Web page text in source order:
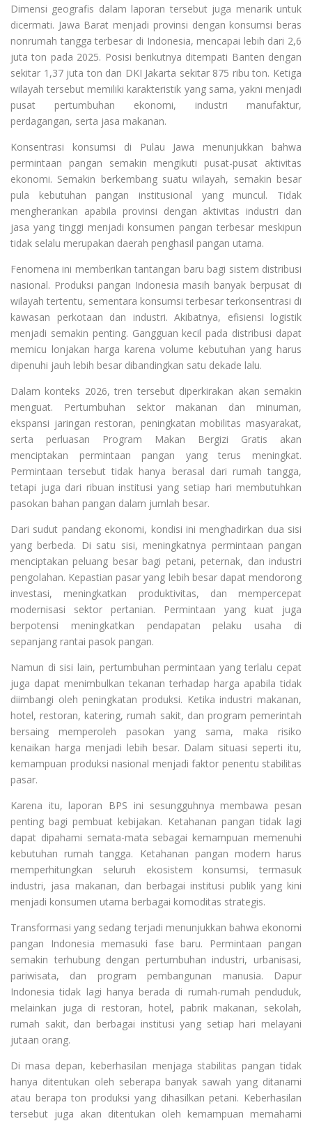
Dimensi geografis dalam laporan tersebut juga menarik untuk
dicermati. Jawa Barat menjadi provinsi dengan konsumsi beras
nonrumah tangga terbesar di Indonesia, mencapai lebih dari 2,6
juta ton pada 2025. Posisi berikutnya ditempati Banten dengan
sekitar 1,37 juta ton dan DKI Jakarta sekitar 875 ribu ton. Ketiga
wilayah tersebut memiliki karakteristik yang sama, yakni menjadi
pusat pertumbuhan ekonomi, industri manufaktur,
perdagangan, serta jasa makanan.
Konsentrasi konsumsi di Pulau Jawa menunjukkan bahwa
permintaan pangan semakin mengikuti pusat-pusat aktivitas
ekonomi. Semakin berkembang suatu wilayah, semakin besar
pula kebutuhan pangan institusional yang muncul. Tidak
mengherankan apabila provinsi dengan aktivitas industri dan
jasa yang tinggi menjadi konsumen pangan terbesar meskipun
tidak selalu merupakan daerah penghasil pangan utama.
Fenomena ini memberikan tantangan baru bagi sistem distribusi
nasional. Produksi pangan Indonesia masih banyak berpusat di
wilayah tertentu, sementara konsumsi terbesar terkonsentrasi di
kawasan perkotaan dan industri. Akibatnya, efisiensi logistik
menjadi semakin penting. Gangguan kecil pada distribusi dapat
memicu lonjakan harga karena volume kebutuhan yang harus
dipenuhi jauh lebih besar dibandingkan satu dekade lalu.
Dalam konteks 2026, tren tersebut diperkirakan akan semakin
menguat. Pertumbuhan sektor makanan dan minuman,
ekspansi jaringan restoran, peningkatan mobilitas masyarakat,
serta perluasan Program Makan Bergizi Gratis akan
menciptakan permintaan pangan yang terus meningkat.
Permintaan tersebut tidak hanya berasal dari rumah tangga,
tetapi juga dari ribuan institusi yang setiap hari membutuhkan
pasokan bahan pangan dalam jumlah besar.
Dari sudut pandang ekonomi, kondisi ini menghadirkan dua sisi
yang berbeda. Di satu sisi, meningkatnya permintaan pangan
menciptakan peluang besar bagi petani, peternak, dan industri
pengolahan. Kepastian pasar yang lebih besar dapat mendorong
investasi, meningkatkan produktivitas, dan mempercepat
modernisasi sektor pertanian. Permintaan yang kuat juga
berpotensi meningkatkan pendapatan pelaku usaha di
sepanjang rantai pasok pangan.
Namun di sisi lain, pertumbuhan permintaan yang terlalu cepat
juga dapat menimbulkan tekanan terhadap harga apabila tidak
diimbangi oleh peningkatan produksi. Ketika industri makanan,
hotel, restoran, katering, rumah sakit, dan program pemerintah
bersaing memperoleh pasokan yang sama, maka risiko
kenaikan harga menjadi lebih besar. Dalam situasi seperti itu,
kemampuan produksi nasional menjadi faktor penentu stabilitas
pasar.
Karena itu, laporan BPS ini sesungguhnya membawa pesan
penting bagi pembuat kebijakan. Ketahanan pangan tidak lagi
dapat dipahami semata-mata sebagai kemampuan memenuhi
kebutuhan rumah tangga. Ketahanan pangan modern harus
memperhitungkan seluruh ekosistem konsumsi, termasuk
industri, jasa makanan, dan berbagai institusi publik yang kini
menjadi konsumen utama berbagai komoditas strategis.
Transformasi yang sedang terjadi menunjukkan bahwa ekonomi
pangan Indonesia memasuki fase baru. Permintaan pangan
semakin terhubung dengan pertumbuhan industri, urbanisasi,
pariwisata, dan program pembangunan manusia. Dapur
Indonesia tidak lagi hanya berada di rumah-rumah penduduk,
melainkan juga di restoran, hotel, pabrik makanan, sekolah,
rumah sakit, dan berbagai institusi yang setiap hari melayani
jutaan orang.
Di masa depan, keberhasilan menjaga stabilitas pangan tidak
hanya ditentukan oleh seberapa banyak sawah yang ditanami
atau berapa ton produksi yang dihasilkan petani. Keberhasilan
tersebut juga akan ditentukan oleh kemampuan memahami